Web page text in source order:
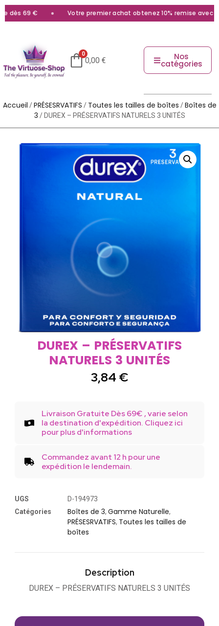
69 € Votre premier achat obtenez 10% remise avec le
0
0,00 € Nos
catégories
Accueil /PRÉSESRVATIFS / Toutes les tailles de boîtes /Boîtes de
3 / DUREX – PRÉSERVATIFS NATURELS 3 UNITÉS
DUREX – PRÉSERVATIFS
NATURELS 3 UNITÉS
3,84 €
Livraison Gratuite Dès 69€ , varie selon
la destination d'expédition. Cliquez ici
pour plus d'informations
Commandez avant 12 h pour une
expédition le lendemain.
UGS
D-194973
Catégories
Boîtes de 3, Gamme Naturelle,
PRÉSESRVATIFS, Toutes les tailles de
boîtes
Description
DUREX – PRÉSERVATIFS NATURELS 3 UNITÉS